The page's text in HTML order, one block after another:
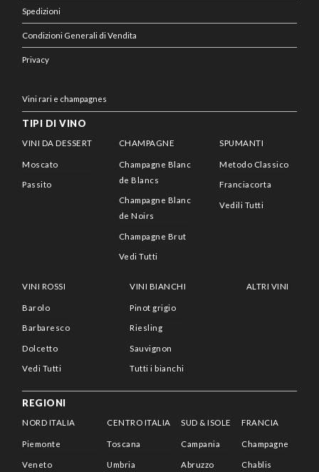
Spedizioni
Condizioni Generali di Vendita
Privacy
Vini rari e champagnes
TIPI DI VINO
VINI DA DESSERT
Moscato
Passito
CHAMPAGNE
Champagne Blanc
de Blancs
Champagne Blanc
de Noirs
Champagne Brut
Vedi Tutti
SPUMANTI
Metodo Classico
Franciacorta
Vedili Tutti
VINI ROSSI
Barolo
Barbaresco
Dolcetto
Vedi Tutti
VINI BIANCHI
Pinot grigio
Riesling
Sauvignon
Tutti i bianchi
ALTRI VINI
REGIONI
NORD ITALIA
Piemonte
Veneto
CENTRO ITALIA
Toscana
Umbria
SUD & ISOLE
Campania
Abruzzo
FRANCIA
Champagne
Chablis